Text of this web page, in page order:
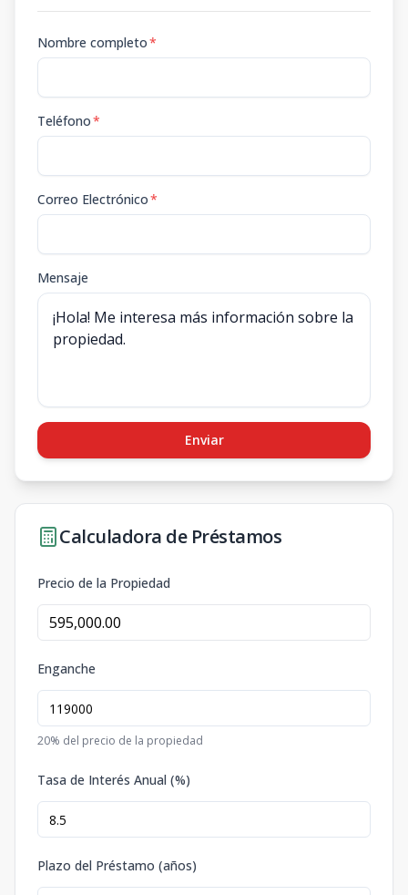
Nombre completo*
Teléfono*
Correo Electrónico*
Mensaje
Enviar
Calculadora de Préstamos
Precio de la Propiedad
Enganche
20% del precio de la propiedad
Tasa de Interés Anual (%)
Plazo del Préstamo (años)